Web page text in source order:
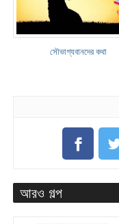
সৌভাগ্যবানদের কথা
আরও গল্প